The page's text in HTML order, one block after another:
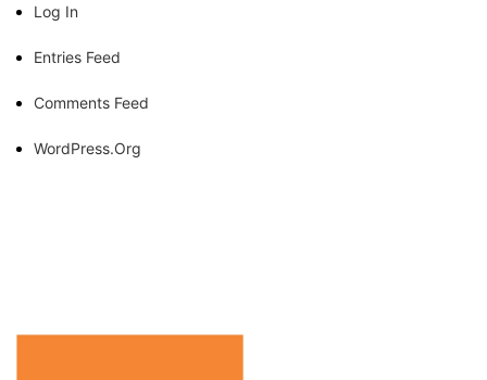
Log In
Entries Feed
Comments Feed
WordPress.org